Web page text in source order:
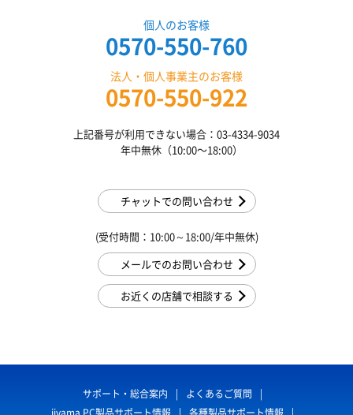
個人のお客様
0570-550-760
法人・個人事業主のお客様
0570-550-922
上記番号が利用できない場合：03-4334-9034
年中無休（10:00〜18:00）
チャットでの問い合わせ
(受付時間：10:00～18:00/年中無休)
メールでのお問い合わせ
お近くの店舗で相談する
サポート・総合案内
よくあるご質問